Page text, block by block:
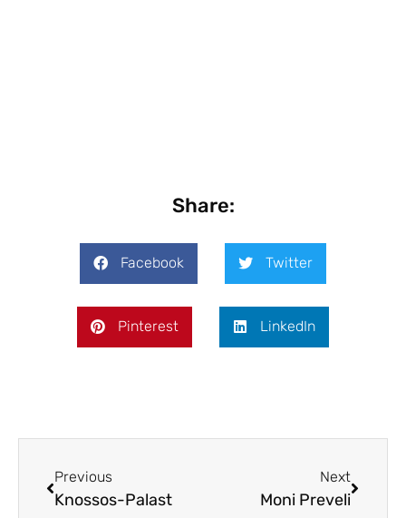
Share:
Facebook Twitter
Pinterest LinkedIn
Previous
Knossos-Palast
Next
Moni Preveli